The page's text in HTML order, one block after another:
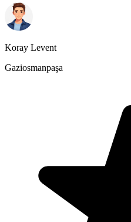
Koray Levent
Gaziosmanpaşa